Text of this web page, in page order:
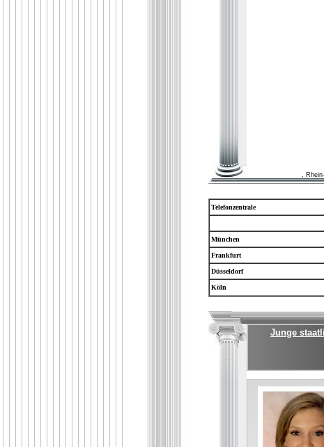
,
Telefonzentrale
München
Frankfurt
Düsseldorf
Köln
Junge